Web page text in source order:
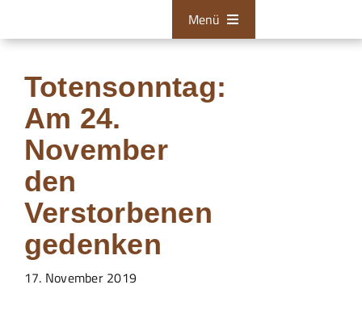
springen
Menü
Totensonntag:
Am 24.
November
den
Verstorbenen
gedenken
17. November 2019